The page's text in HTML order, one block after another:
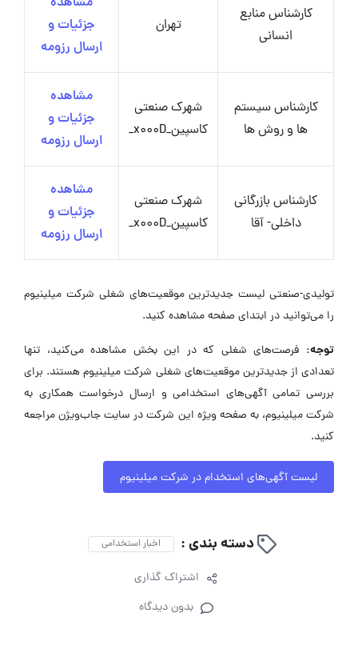
کارشناس منابع
انسانی
تهران
جزئیات و
ارسال رزومه
کارشناس سیستم
ها و روش ها
شهرک صنعتی
کاسپین_x000D_
مشاهده
جزئیات و
ارسال رزومه
کارشناس بازرگانی
داخلی- آقا
شهرک صنعتی
کاسپین_x000D_
مشاهده
جزئیات و
ارسال رزومه
تولیدی-صنعتی لیست جدیدترین موقعیت‌های شغلی شرکت میلینیوم
را می‌توانید در ابتدای صفحه مشاهده کنید.
توجه: فرصت‌های شغلی که در این بخش مشاهده می‌کنید، تنها
تعدادی از جدیدترین موقعیت‌های شغلی شرکت میلینیوم هستند. برای
بررسی تمامی آگهی‌های استخدامی و ارسال درخواست همکاری به
شرکت میلینیوم، به صفحه ویژه این شرکت در سایت جاب‌ویژن مراجعه
کنید.
لیست آگهی‌های استخدام در شرکت میلینیوم
دسته بندی : اخبار استخدامی
اشتراک گذاری
بدون دیدگاه